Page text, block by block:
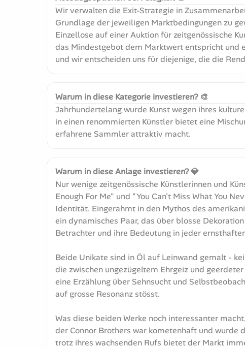
Wir verwalten die Exit-Strategie in
Grundlage der jeweiligen Marktbedingungen zu
Einzellose auf einer Auktion für zeitgenössische
das Mindestgebot dem Marktwert entspricht und
und wir entscheiden uns für diejenige, die die
Warum in diese Kategorie investieren? 🎨
Jahrhundertelang wurde Kunst wegen ihres
in einen renommierten Künstler bietet eine
erfahrene Sammler attraktiv macht.
Warum in diese Anlage investieren? 💎
Nur wenige zeitgenössische Künstlerinnen und
Enough For Me" und "You Can't Miss What You
Identität. Eingerahmt in den Mythos des
ein dynamisches Paar, das über blosse
Betrachter und ihre Bedeutung in jeder
Beide Unikate sind in Öl auf Leinwand gemalt -
die zwischen ungezügeltem Ehrgeiz und
eine Erzählung über Sehnsucht und
auf grosse Resonanz stösst.
Was diese beiden Werke noch interessanter
der Connor Brothers war kometenhaft und wurde
trotz ihres wachsenden Rufs bietet der Markt